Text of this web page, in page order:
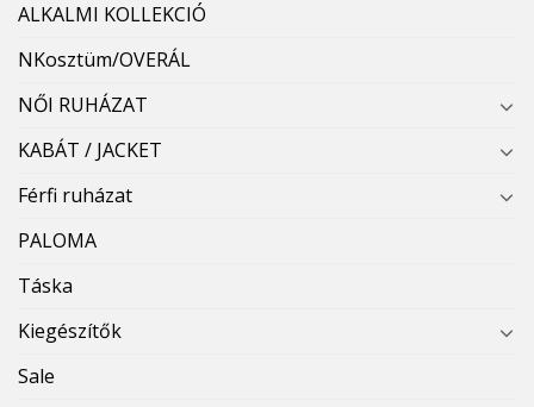
ALKALMI KOLLEKCIÓ
NKosztüm/OVERÁL
NŐI RUHÁZAT
KABÁT / JACKET
Férfi ruházat
PALOMA
Táska
Kiegészítők
Sale